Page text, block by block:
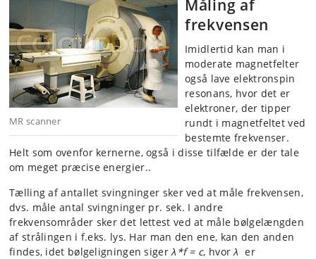
MR scanner
Måling af
frekvensen
Imidlertid kan man i
moderate magnetfelter
også lave elektronspin
resonans, hvor det er
elektroner, der tipper
rundt i magnetfeltet ved
bestemte frekvenser.
Helt som ovenfor kernerne, også i disse tilfælde er der tale
om meget præcise energier..
Tælling af antallet svingninger sker ved at måle frekvensen,
dvs. måle antal svingninger pr. sek. I andre
frekvensområder sker det lettest ved at måle bølgelængden
af strålingen i f.eks. lys. Har man den ene, kan den anden
findes, idet bølgeligningen sigerλ*f = c, hvorλ er